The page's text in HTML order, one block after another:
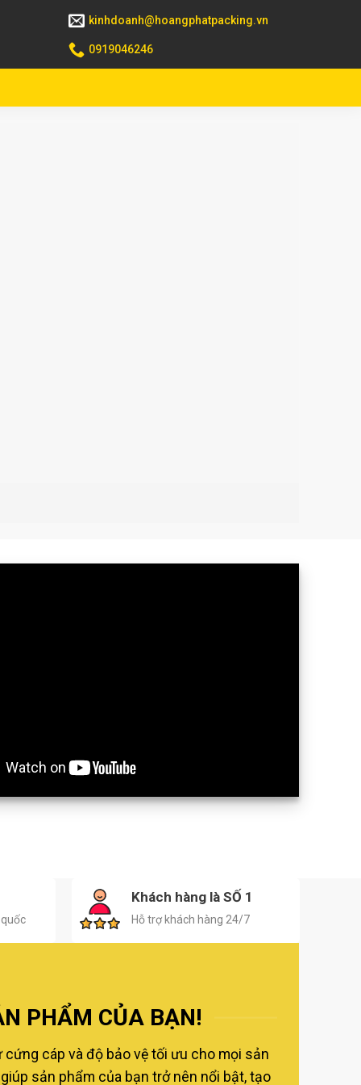
kinhdoanh@hoangphatpacking.vn
0919046246
Khách hàng là SỐ 1
Hỗ trợ khách hàng 24/7
PHẨM CỦA BẠN!
cáp và độ bảo vệ tối ưu cho mọi sản
sản phẩm của bạn trở nên nổi bật, tạo